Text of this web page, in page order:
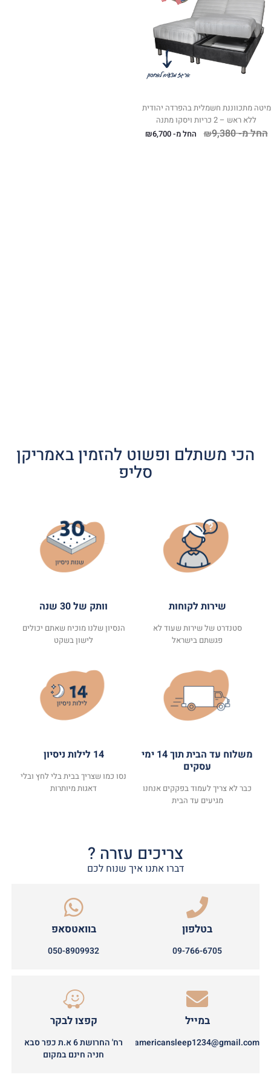
מיטה מתכווננת חשמלית בהפרדה יהודית
ללא ראש – 2 כריות ויסקו מתנה
החל מ- ₪9,380 החל מ- ₪6,700
הכי משתלם ופשוט להזמין באמריקן
סליפ
שירות לקוחות
סטנדרט של שירות שעוד לא
פגשתם בישראל
וותק של 30 שנה
הנסיון שלנו מוכיח שאתם יכולים
לישון בשקט
משלוח עד הבית תוך 14 ימי
עסקים
כבר לא צריך לעמוד בפקקים אנחנו
מגיעים עד הבית
14 לילות ניסיון
נסו כמו שצריך בבית בלי לחץ ובלי
דאגות מיותרות
צריכים עזרה ?
דברו אתנו איך שנוח לכם
בטלפון
09-766-6705
בוואטסאפ
050-8909932
במייל
americansleep1234@gmail.com
קפצו לבקר
רח' החרושת 6 א.ת כפר סבא
חניה חינם במקום